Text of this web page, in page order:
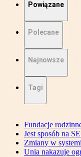
Powiązane
Polecane
Najnowsze
Tagi
Fundacje
Jest sposób na
Zmiany w
Unia nakazuje